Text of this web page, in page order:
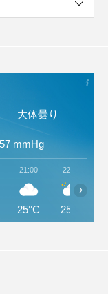
大体曇り
mmHg
21:00
25°C
22:00
25°C
›